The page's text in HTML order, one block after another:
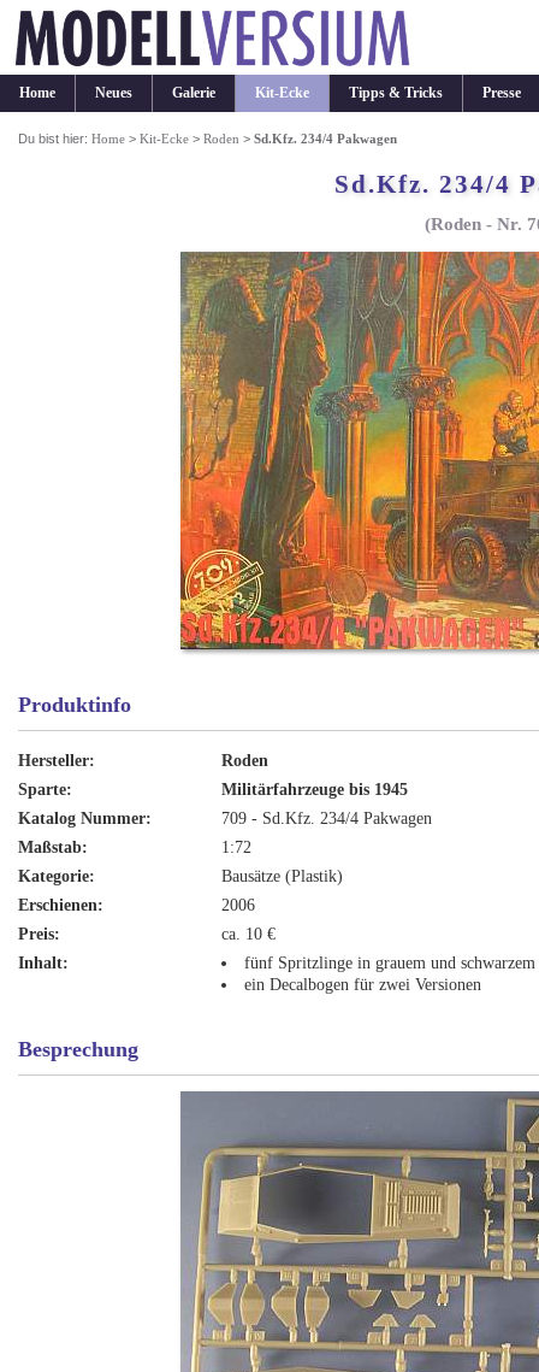
Home Neues Galerie Kit-Ecke Tipps & Tricks Presse
Du bist hier:Home >Kit-Ecke >Roden >Sd.Kfz. 234/4 Pakwagen
Sd.Kfz. 234/4
(Roden - Nr.
Produktinfo
Hersteller:
Roden
Sparte:
Militärfahrzeuge bis 1945
Katalog Nummer:
709 - Sd.Kfz. 234/4 Pakwagen
Maßstab:
1:72
Kategorie:
Bausätze (Plastik)
Erschienen:
2006
Preis:
ca. 10 €
Inhalt:
fünf Spritzlinge in grauem und
ein Decalbogen für zwei Versionen
Besprechung